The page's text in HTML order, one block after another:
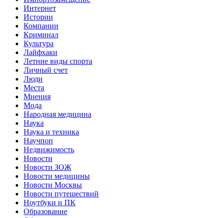
Интернет
Истории
Компании
Криминал
Культура
Лайфхаки
Летние виды спорта
Личный счет
Люди
Места
Мнения
Мода
Народная медицина
Наука
Наука и техника
Научпоп
Недвижимость
Новости
Новости ЗОЖ
Новости медицины
Новости Москвы
Новости путешествий
Ноутбуки и ПК
Образование